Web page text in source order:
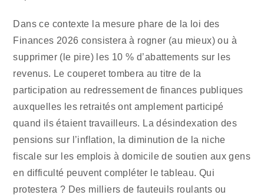
Dans ce contexte la mesure phare de la loi des
Finances 2026 consistera à rogner (au mieux) ou à
supprimer (le pire) les 10 % d’abattements sur les
revenus. Le couperet tombera au titre de la
participation au redressement de finances publiques
auxquelles les retraités ont amplement participé
quand ils étaient travailleurs. La désindexation des
pensions sur l’inflation, la diminution de la niche
fiscale sur les emplois à domicile de soutien aux gens
en difficulté peuvent compléter le tableau. Qui
protestera ? Des milliers de fauteuils roulants ou